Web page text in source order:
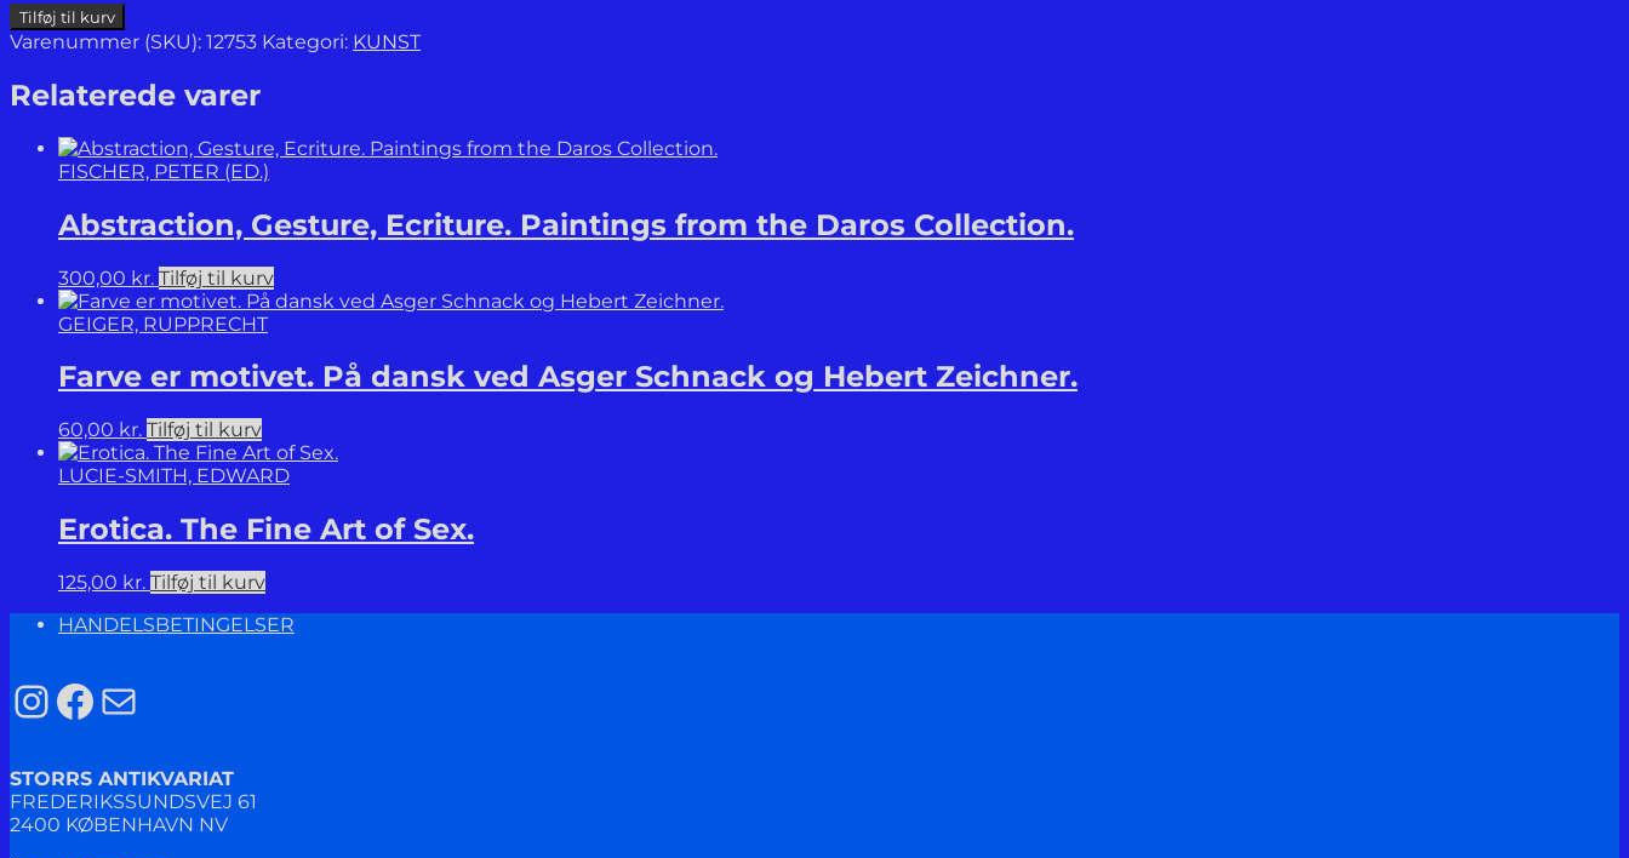
Hans
Scherfig.
Tilføj til kurv
Varenummer (SKU): 12753 Kategori: KUNST
Relaterede varer
FISCHER, PETER (ED.)
Abstraction, Gesture, Ecriture. Paintings from the Daros Collection.
300,00 kr. Tilføj til kurv
GEIGER, RUPPRECHT
Farve er motivet. På dansk ved Asger Schnack og Hebert Zeichner.
60,00 kr. Tilføj til kurv
LUCIE-SMITH, EDWARD
Erotica. The Fine Art of Sex.
125,00 kr. Tilføj til kurv
HANDELSBETINGELSER
Instagram
Facebook
Mail
STORRS ANTIKVARIAT
FREDERIKSSUNDSVEJ 61
2400 KØBENHAVN NV